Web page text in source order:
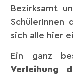
Bezirksamt
SchülerInnen
sich alle hier
Ein ganz
Verleihung